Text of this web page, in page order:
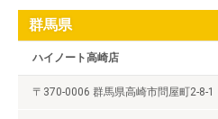
群馬県
ハイノート高崎店
〒370-0006 群馬県高崎市問屋町2-8-1